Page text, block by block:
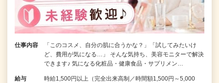
仕事内容
「このコスメ、自分の肌に合うかな？」「試してみたいけ
ど、費用が気になる…」 そんな気持ち、美容モニターで解決
できます♪ 気になる化粧品・健康食品・サプリメン…
給与
時給1,500円以上（完全出来高制／時間額1,500円～5,000